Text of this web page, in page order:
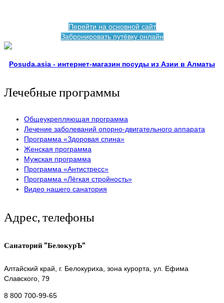
Перейти на основной сайт
Забронировать путёвку онлайн
Posuda.asia - интернет-магазин посуды из Азии в Алматы
Лечебные программы
Общеукрепляющая программа
Лечение заболеваний опорно-двигательного аппарата
Программа «Здоровая спина»
Женская программа
Мужская программа
Программа «Антистресс»
Программа «Лёгкая стройность»
Видео нашего санатория
Адрес, телефоны
Санаторий "БелокурЪ"
Алтайский край, г. Белокуриха, зона курорта, ул. Ефима
Славского, 79
8 800 700-99-65